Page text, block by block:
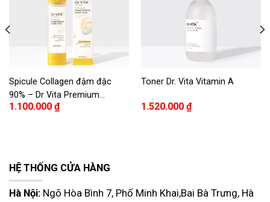
Spicule Collagen đậm đặc
90% – Dr Vita Premium
Collagen & Vitamin Capsule
1.100.000 ₫
Toner Dr. Vita Vitamin A
1.520.000 ₫
HỆ THỐNG CỬA HÀNG
Hà Nội: Ngõ Hòa Bình 7, Phố Minh Khai,Bai Bà Trưng, Hà